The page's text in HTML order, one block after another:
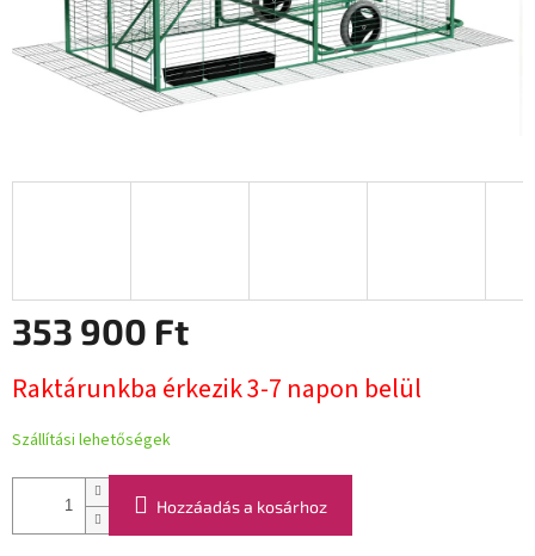
353 900 Ft
Raktárunkba érkezik 3-7 napon belül
Szállítási lehetőségek
Hozzáadás a kosárhoz